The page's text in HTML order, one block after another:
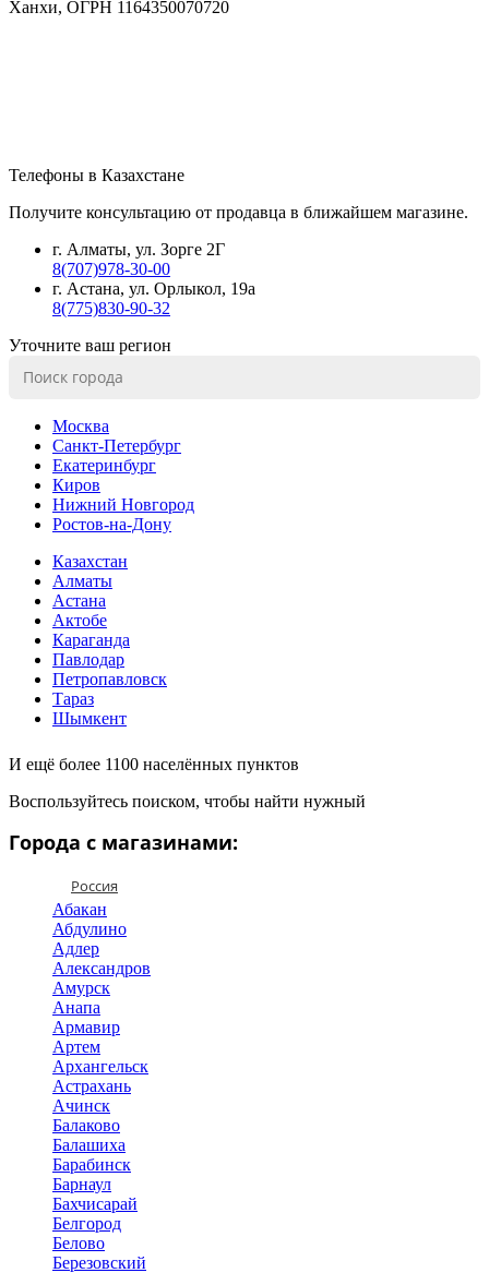
Ханхи, ОГРН 1164350070720
Телефоны в Казахстане
Получите консультацию от продавца в ближайшем магазине.
г. Алматы, ул. Зорге 2Г
8(707)978-30-00
г. Астана, ул. Орлыкол, 19а
8(775)830-90-32
Уточните ваш регион
Москва
Санкт-Петербург
Екатеринбург
Киров
Нижний Новгород
Ростов-на-Дону
Казахстан
Алматы
Астана
Актобе
Караганда
Павлодар
Петропавловск
Тараз
Шымкент
И ещё более 1100 населённых пунктов
Воспользуйтесь поиском, чтобы найти нужный
Города с магазинами:
Россия
Абакан
Абдулино
Адлер
Александров
Амурск
Анапа
Армавир
Артем
Архангельск
Астрахань
Ачинск
Балаково
Балашиха
Барабинск
Барнаул
Бахчисарай
Белгород
Белово
Березовский